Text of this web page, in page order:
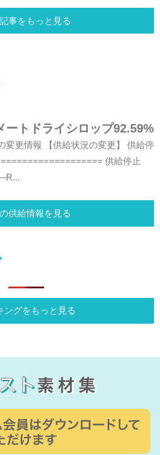
事をもっと見る
ートドライシロップ92.59%
変更情報 【供給状況の変更】 供給停
供給停止
供給情報を見る
ングをもっと見る